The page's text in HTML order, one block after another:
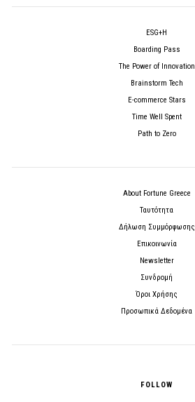
ESG+H
Boarding Pass
The Power of Innovation
Brainstorm Tech
E-commerce Stars
Time Well Spent
Path to Zero
About Fortune Greece
Ταυτότητα
Δήλωση Συμμόρφωσης
Επικοινωνία
Newsletter
Συνδρομή
Όροι Χρήσης
Προσωπικά Δεδομένα
FOLLOW